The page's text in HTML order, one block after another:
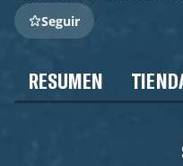
Seguir
RESUMEN